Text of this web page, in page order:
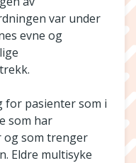
var under
evne og
pasienter som i
som har
og som trenger
Eldre multisyke